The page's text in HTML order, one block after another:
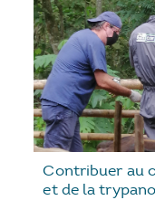
Contribuer au
et de la